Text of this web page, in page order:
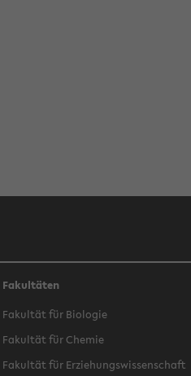
Fakultäten
Fakultät für Biologie
Fakultät für Chemie
Fakultät für Erziehungswissenschaft